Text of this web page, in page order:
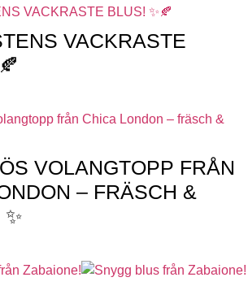
VACKRASTE
VOLANGTOPP FRÅN
– FRÄSCH &